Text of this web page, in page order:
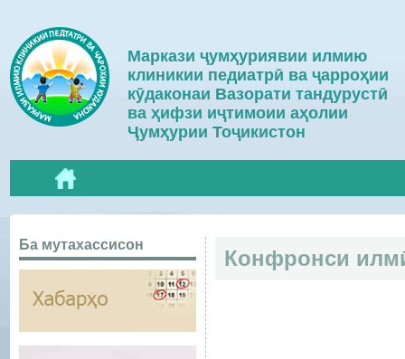
Маркази ҷумҳуриявии илмию
клиникии педиатрӣ ва ҷарроҳии
кӯдаконаи Вазорати тандурустӣ
ва ҳифзи иҷтимоии аҳолии
Ҷумҳурии Тоҷикистон
Ба мутахассисон
Конфронси